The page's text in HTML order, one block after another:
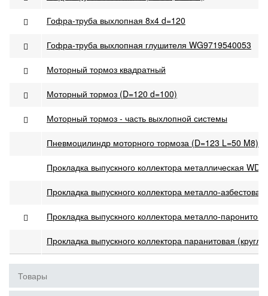
Гофра-труба выхлопная 8х4 d=120
Гофра-труба выхлопная глушителя WG9719540053
Моторный тормоз квадратный
Моторный тормоз (D=120 d=100)
Моторный тормоз - часть выхлопной системы
Пневмоцилиндр моторного тормоза (D=123 L=50 M8)
Прокладка выпускного коллектора металлическая
Прокладка выпускного коллектора металло-азбестовая
Прокладка выпускного коллектора металло-
Прокладка выпускного коллектора паранитовая
Товары